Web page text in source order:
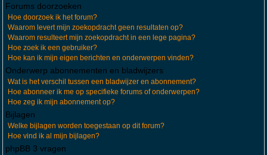
Forums doorzoeken
Hoe doorzoek ik het forum?
Waarom levert mijn zoekopdracht geen resultaten op?
Waarom resulteert mijn zoekopdracht in een lege pagina?
Hoe zoek ik een gebruiker?
Hoe kan ik mijn eigen berichten en onderwerpen vinden?
Onderwerp abonnementen en bladwijzers
Wat is het verschil tussen een bladwijzer en abonnement?
Hoe abonneer ik me op specifieke forums of onderwerpen?
Hoe zeg ik mijn abonnement op?
Bijlagen
Welke bijlagen worden toegestaan op dit forum?
Hoe vind ik al mijn bijlagen?
phpBB 3 vragen